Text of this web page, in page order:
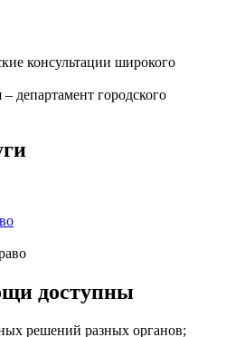
консультации широкого
департамент городского
доступны
решений разных органов;